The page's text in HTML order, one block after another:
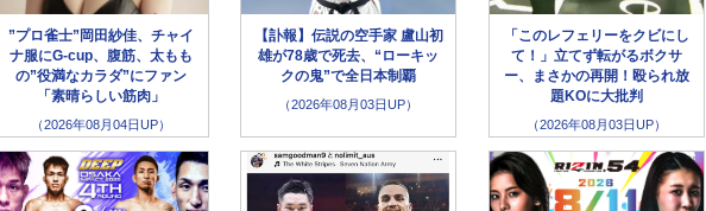
”プロ雀士”岡田紗佳、チャイ
ナ服にG-cup、腹筋、太もも
の”役満なカラダ”にファン
「素晴らしい筋肉」
（2026年08月04日UP）
【訃報】伝説の空手家 盧山初
雄が78歳で死去、“ローキッ
クの鬼”で全日本制覇
（2026年08月03日UP）
「このレフェリーをクビにし
て！」立てず転がるボクサ
ー、まさかの再開！殴られ放
題KOに大批判
（2026年08月03日UP）